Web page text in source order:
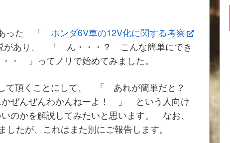
った 「 ホンダ6V車の12V化に関する考察
あり、 「 ん・・・？ こんな簡単にでき
」ってノリで始めてみました。
て頂くことにして、 「 あれが簡単だと？
ぜんぜんわかんねーよ！ 」 という人向け
のかを解説してみたいと思います。 なお、
したが、これはまた別にご報告します。